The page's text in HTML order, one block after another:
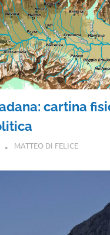
cartina
MATTEO DI FELICE